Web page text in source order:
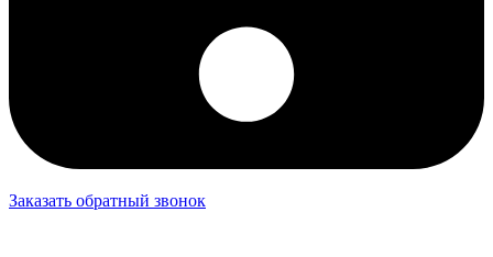
Заказать обратный звонок